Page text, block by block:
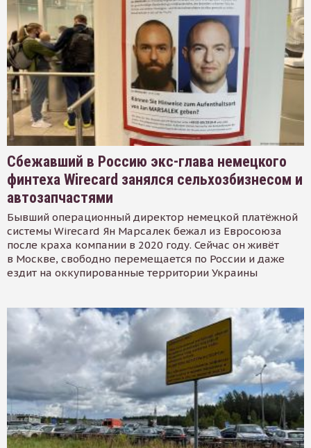
Сбежавший в Россию экс-глава немецкого
финтеха Wirecard занялся сельхозбизнесом и
автозапчастями
Бывший операционный директор немецкой платёжной
системы Wirecard Ян Марсалек бежал из Евросоюза
после краха компании в 2020 году. Сейчас он живёт
в Москве, свободно перемещается по России и даже
ездит на оккупированные территории Украины